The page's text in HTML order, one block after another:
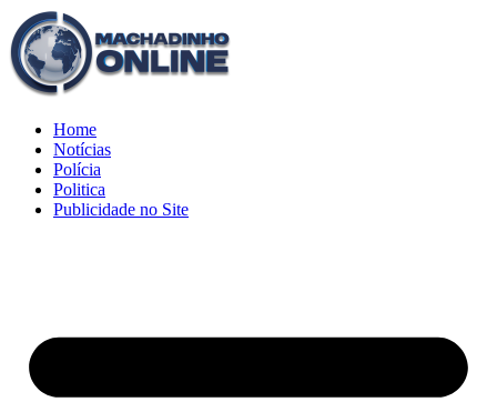
Home
Notícias
Polícia
Politica
Publicidade no Site